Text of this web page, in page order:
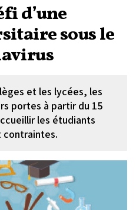
d’une
sous le
et les lycées, les
portes à partir du 15
les étudiants
contraintes.